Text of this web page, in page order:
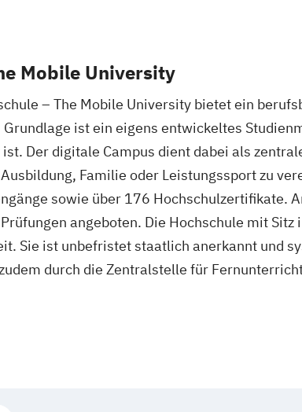
Mobile University
– The Mobile University bietet ein
ist ein eigens entwickeltes
Der digitale Campus dient dabei als
Familie oder Leistungssport zu
sowie über 176 Hochschulzertifikate.
angeboten. Die Hochschule mit
Sie ist unbefristet staatlich anerkannt und
durch die Zentralstelle für